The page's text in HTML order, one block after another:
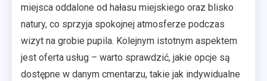
miejsca oddalone od hałasu miejskiego oraz blisko
natury, co sprzyja spokojnej atmosferze podczas
wizyt na grobie pupila. Kolejnym istotnym aspektem
jest oferta usług – warto sprawdzić, jakie opcje są
dostępne w danym cmentarzu, takie jak indywidualne